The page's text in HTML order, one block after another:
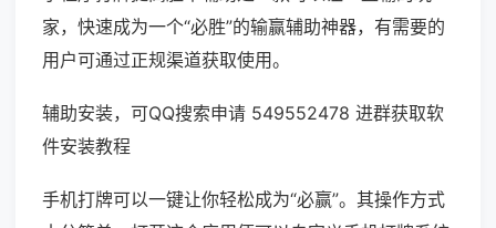
家，快速成为一个“必胜”的输赢辅助神器，有需要的
用户可通过正规渠道获取使用。
辅助安装，可QQ搜索申请 549552478 进群获取软
件安装教程
手机打牌可以一键让你轻松成为“必赢”。其操作方式